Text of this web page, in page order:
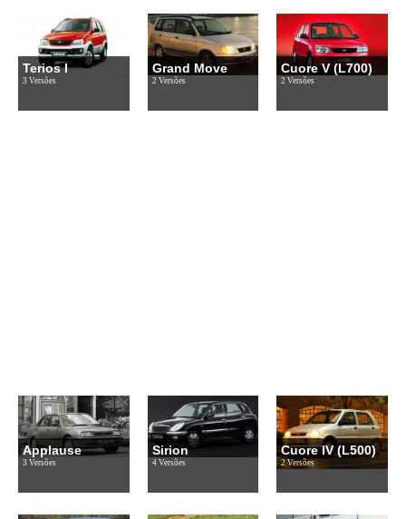
Terios I
3 Versões
Grand Move
2 Versões
Cuore V (L700)
2 Versões
Applause
3 Versões
Sirion
4 Versões
Cuore IV (L500)
2 Versões